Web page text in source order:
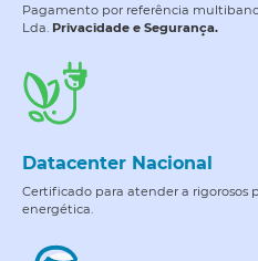
Pagamento por referência
Lda. Privacidade e Segurança.
Datacenter Nacional
Certificado para atender a rigorosos
energética.